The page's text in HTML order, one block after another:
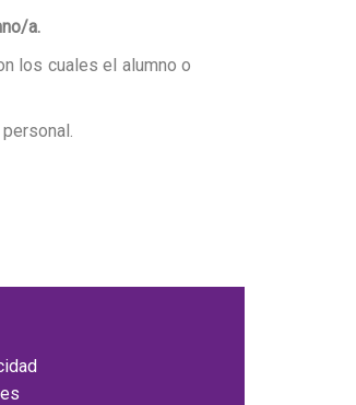
a.
los cuales el alumno o